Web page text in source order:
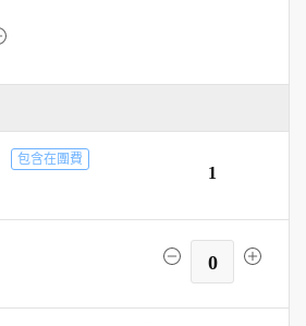
包含在團費
1
0